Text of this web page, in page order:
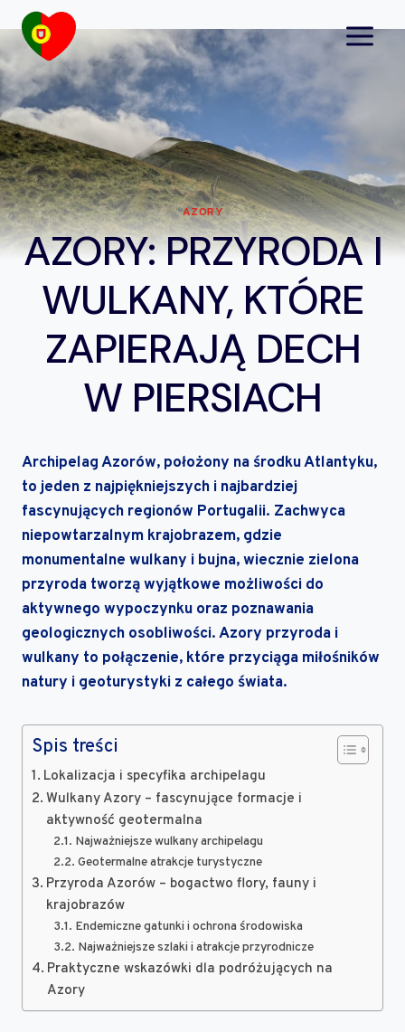
Przejdź
do
treści
AZORY
AZORY: PRZYRODA I
WULKANY, KTÓRE
ZAPIERAJĄ DECH
W PIERSIACH
Archipelag Azorów, położony na środku Atlantyku,
to jeden z najpiękniejszych i najbardziej
fascynujących regionów Portugalii. Zachwyca
niepowtarzalnym krajobrazem, gdzie
monumentalne wulkany i bujna, wiecznie zielona
przyroda tworzą wyjątkowe możliwości do
aktywnego wypoczynku oraz poznawania
geologicznych osobliwości. Azory przyroda i
wulkany to połączenie, które przyciąga miłośników
natury i geoturystyki z całego świata.
Spis treści
Lokalizacja i specyfika archipelagu
Wulkany Azory – fascynujące formacje i
aktywność geotermalna
Najważniejsze wulkany archipelagu
Geotermalne atrakcje turystyczne
Przyroda Azorów – bogactwo flory, fauny i
krajobrazów
Endemiczne gatunki i ochrona środowiska
Najważniejsze szlaki i atrakcje przyrodnicze
Praktyczne wskazówki dla podróżujących na
Azory